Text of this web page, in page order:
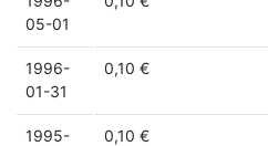
05-01
1996-
01-31
0,10 €
1995-
0,10 €